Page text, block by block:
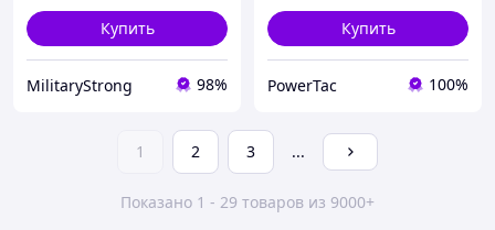
Купить
MilitaryStrong 98%
Купить
PowerTac 100%
1 2 3 ...
Показано 1 - 29 товаров из 9000+